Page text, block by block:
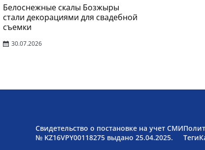
Белоснежные скалы Бозжыры
стали декорациями для свадебной
съемки
30.07.2026
Свидетельство о постановке на учет СМИ
№ KZ16VPY00118275 выдано 25.04.2025.
Теги